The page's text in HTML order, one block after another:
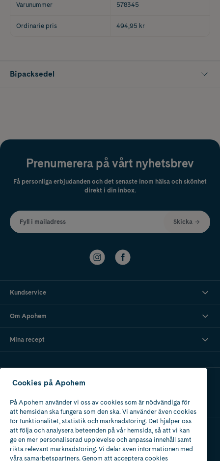
Varunummer 578345
Ordinarie pris 494,95 kr
Bipacksedel
Prenumerera på vårt nyhetsbrev
Få personliga erbjudanden och det senaste inom hälsa och skönhet
direkt i din inbox.
Fyll i mailadress Skicka
Kundservice
Om Apohem
Mina recept
Ladda ner vår app
Apotek med tillstånd
av Läkemedelsverket
Cookies på Apohem
På Apohem använder vi oss av cookies som är nödvändiga för
att hemsidan ska fungera som den ska. Vi använder även cookies
för funktionalitet, statistik och marknadsföring. Det hjälper oss
att följa och analysera beteenden på vår hemsida, så att vi kan
ge en mer personaliserad upplevelse och anpassa innehåll samt
rikta relevant marknadsföring. Vi delar även informationen med
våra samarbetspartners. Genom att acceptera cookies